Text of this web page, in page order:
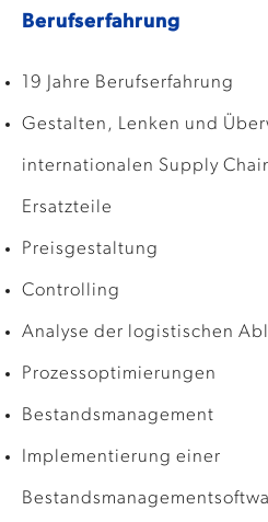
Berufserfahrung
19 Jahre Berufserfahrung
Gestalten, Lenken und
internationalen Supply
Ersatzteile
Preisgestaltung
Controlling
Analyse der logistischen
Prozessoptimierungen
Bestandsmanagement
Implementierung einer